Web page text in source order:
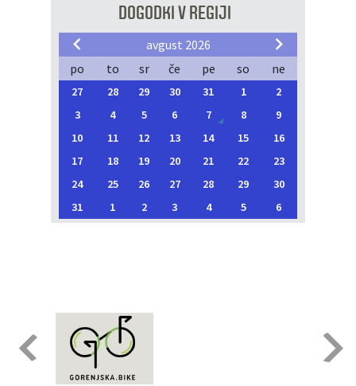
DOGODKI V REGIJI
avgust 2026
po
to sr če pe so ne
27 28 29 30 31 1
2
3
4 5 6 7 8
9
10
11 12 13 14 15
16
17
18 19 20 21 22
23
24
25 26 27 28 29
30
31
1 2 3 4 5 6